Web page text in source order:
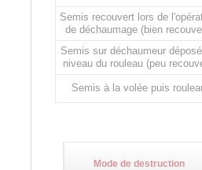
Semis recouvert lors de
de déchaumage (bien
Semis sur déchaumeur
niveau du rouleau (peu
Semis à la volée puis
Mode de destruction